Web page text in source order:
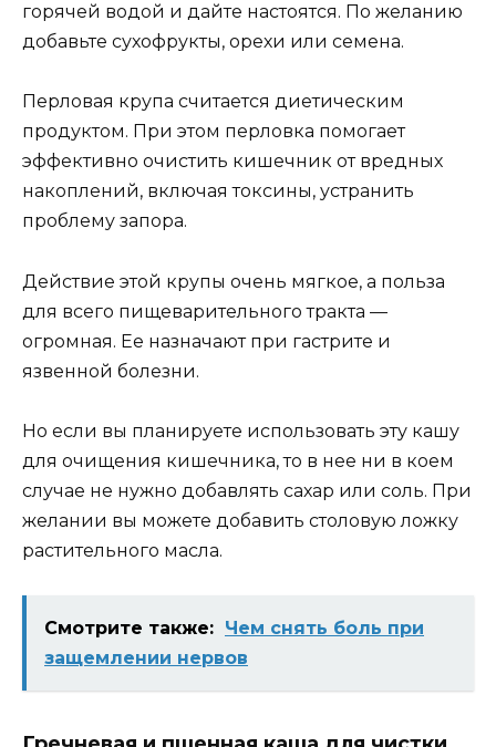
горячей водой и дайте настоятся. По желанию
добавьте сухофрукты, орехи или семена.
Перловая крупа считается диетическим
продуктом. При этом перловка помогает
эффективно очистить кишечник от вредных
накоплений, включая токсины, устранить
проблему запора.
Действие этой крупы очень мягкое, а польза
для всего пищеварительного тракта —
огромная. Ее назначают при гастрите и
язвенной болезни.
Но если вы планируете использовать эту кашу
для очищения кишечника, то в нее ни в коем
случае не нужно добавлять сахар или соль. При
желании вы можете добавить столовую ложку
растительного масла.
Смотрите также: Чем снять боль при
защемлении нервов